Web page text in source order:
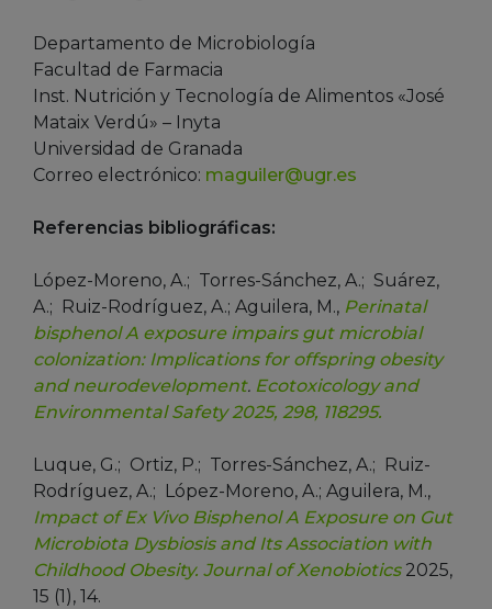
Departamento de Microbiología
Facultad de Farmacia
Inst. Nutrición y Tecnología de Alimentos «José
Mataix Verdú» – Inyta
Universidad de Granada
Correo electrónico: maguiler@ugr.es
Referencias bibliográficas:
López-Moreno, A.; Torres-Sánchez, A.; Suárez,
A.; Ruiz-Rodríguez, A.; Aguilera, M., Perinatal
bisphenol A exposure impairs gut microbial
colonization: Implications for offspring obesity
and neurodevelopment. Ecotoxicology and
Environmental Safety 2025, 298, 118295.
Luque, G.; Ortiz, P.; Torres-Sánchez, A.; Ruiz-
Rodríguez, A.; López-Moreno, A.; Aguilera, M.,
Impact of Ex Vivo Bisphenol A Exposure on Gut
Microbiota Dysbiosis and Its Association with
Childhood Obesity. Journal of Xenobiotics 2025,
15 (1), 14.